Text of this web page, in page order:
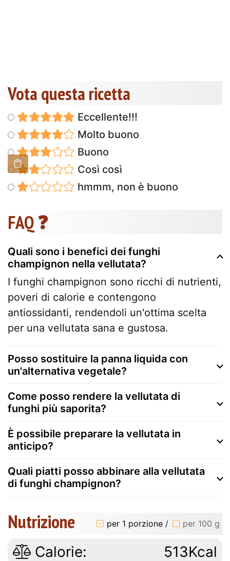
Vota questa ricetta
Eccellente!!!
Molto buono
Buono
Così così
hmmm, non è buono
FAQ ❓
Quali sono i benefici dei funghi
champignon nella vellutata?
I funghi champignon sono ricchi di nutrienti,
poveri di calorie e contengono
antiossidanti, rendendoli un'ottima scelta
per una vellutata sana e gustosa.
Posso sostituire la panna liquida con
un'alternativa vegetale?
Come posso rendere la vellutata di
funghi più saporita?
È possibile preparare la vellutata in
anticipo?
Quali piatti posso abbinare alla vellutata
di funghi champignon?
Nutrizione per 1 porzione / per 100 g
Calorie: 513Kcal